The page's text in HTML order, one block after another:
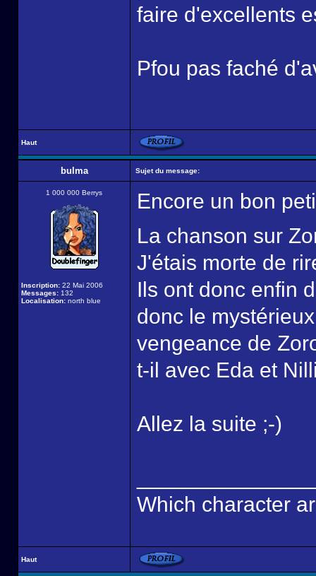
faire d'excellents
Pfou pas faché
Haut
bulma Sujet du message:
1 000 000 Berrys
Inscription: 22 Mai 2006
Messages: 132
Localisation: north blue
Encore un bon
La chanson sur
J'étais morte de
Ils ont donc enfin
donc le
vengeance de
t-il avec Eda et
Allez la suite ;-)
Which character
Haut